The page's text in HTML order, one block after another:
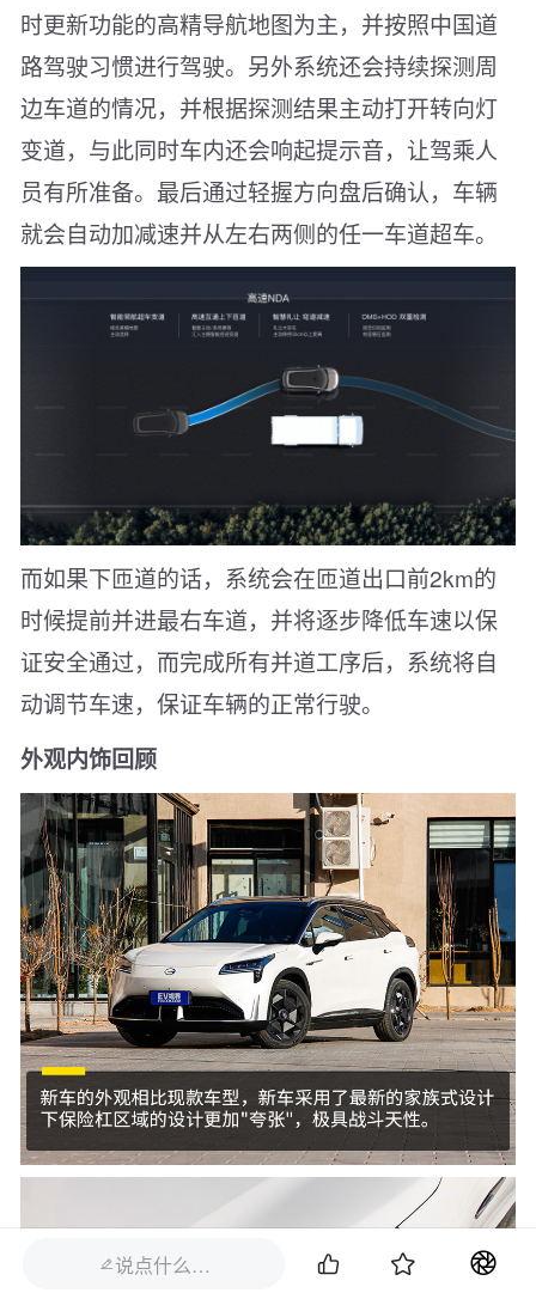
时更新功能的高精导航地图为主，并按照中国道
路驾驶习惯进行驾驶。另外系统还会持续探测周
边车道的情况，并根据探测结果主动打开转向灯
变道，与此同时车内还会响起提示音，让驾乘人
员有所准备。最后通过轻握方向盘后确认，车辆
就会自动加减速并从左右两侧的任一车道超车。
而如果下匝道的话，系统会在匝道出口前2km的
时候提前并进最右车道，并将逐步降低车速以保
证安全通过，而完成所有并道工序后，系统将自
动调节车速，保证车辆的正常行驶。
外观内饰回顾
说点什么…  